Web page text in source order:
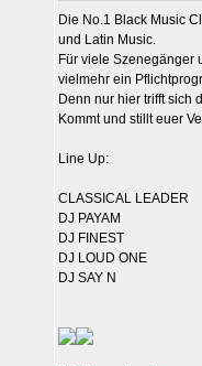
Die No.1 Black Music
und Latin Music.
Für viele Szenegänger
vielmehr ein
Denn nur hier trifft sich
Kommt und stillt euer
Line Up:
CLASSICAL LEADER
DJ PAYAM
DJ FINEST
DJ LOUD ONE
DJ SAY N